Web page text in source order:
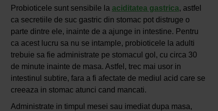
Probioticele sunt sensibile la aciditatea gastrica, astfel
ca secretiile de suc gastric din stomac pot distruge o
parte dintre ele, inainte de a ajunge in intestine. Pentru
ca acest lucru sa nu se intample, probioticele la adulti
trebuie sa fie administrate pe stomacul gol, cu circa 30
de minute inainte de masa. Astfel, trec mai usor in
intestinul subtire, fara a fi afectate de mediul acid care se
creeaza in stomac atunci cand mancati.
Administrate in timpul mesei sau imediat dupa masa,